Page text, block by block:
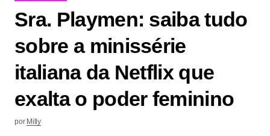
Sra. Playmen: saiba tudo
sobre a minissérie
italiana da Netflix que
exalta o poder feminino
por Milly